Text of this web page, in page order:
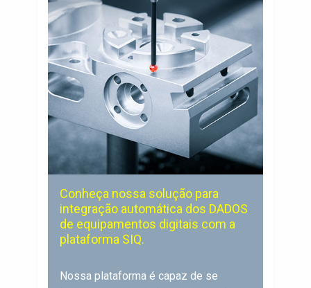
Conheça nossa solução para
integração automática dos DADOS
de equipamentos digitais com a
plataforma SIQ.
Nossa plataforma é capaz de se